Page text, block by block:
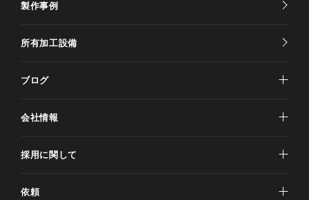
製作事例
所有加工設備
ブログ
会社情報
採用に関して
依頼